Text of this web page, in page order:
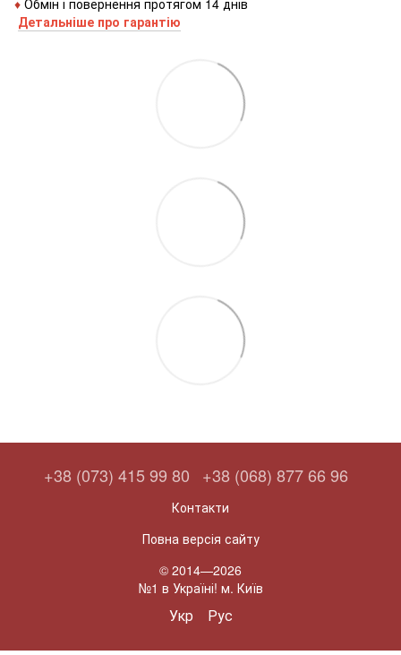
Детальніше про гарантію
+38 (073) 415 99 80 +38 (068) 877 66 96
Контакти
Повна версія сайту
© 2014—2026
№1 в Україні! м. Київ
Укр Рус